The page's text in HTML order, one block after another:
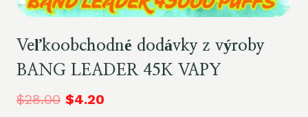
Veľkoobchodné dodávky z výroby
BANG LEADER 45K VAPY
$28.00 $4.20